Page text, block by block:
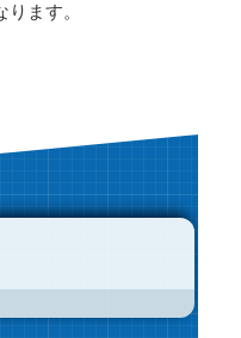
ます。